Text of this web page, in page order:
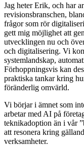
Jag heter Erik, och har
revisionsbranschen,
frågor som rör
gett mig möjlighet att
utvecklingen nu och
och digitalisering. Vi
systemlandskap,
Förhoppningsvis kan
praktiska tankar kring
föränderlig omvärld.
Vi börjar i ämnet som
arbetar med AI på
teknikadoption än i vår
att resonera kring
verksamheter.